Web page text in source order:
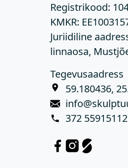
Registrikood:
KMKR:
Juriidiline
linnaosa,
Tegevusaadress
59.180436,
372 55915112